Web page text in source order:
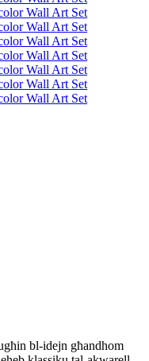
bl-idejn għandhom